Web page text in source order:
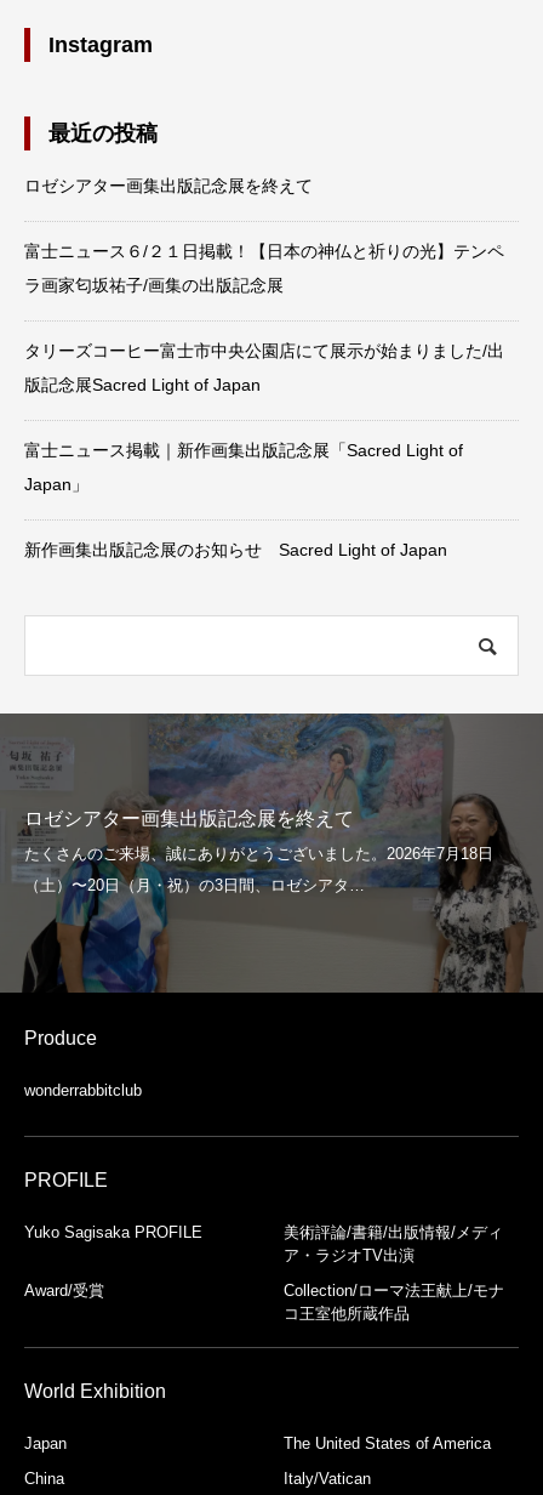
Instagram
最近の投稿
ロゼシアター画集出版記念展を終えて
富士ニュース６/２１日掲載！【日本の神仏と祈りの光】テンペ
ラ画家匂坂祐子/画集の出版記念展
タリーズコーヒー富士市中央公園店にて展示が始まりました/出
版記念展Sacred Light of Japan
富士ニュース掲載｜新作画集出版記念展「Sacred Light of
Japan」
新作画集出版記念展のお知らせ Sacred Light of Japan
ロゼシアター画集出版記念展を終えて
Produce
wonderrabbitclub
PROFILE
Yuko Sagisaka PROFILE
美術評論/書籍/出版情報/メディ
ア・ラジオTV出演
Award/受賞
Collection/ローマ法王献上/モナ
コ王室他所蔵作品
World Exhibition
Japan
The United States of America
China
Italy/Vatican